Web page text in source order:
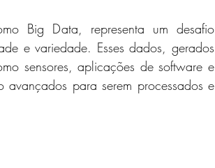
Big Data, representa um desafio
e variedade. Esses dados, gerados
sensores, aplicações de software e
avançados para serem processados e